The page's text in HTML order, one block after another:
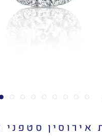
אירוסין סטפני